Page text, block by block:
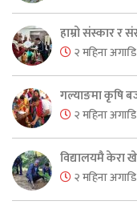
हाम्रो संस्कार र
२ महिना अगाडि
गल्याङमा कृषि
२ महिना अगाडि
विद्यालयमै केरा
२ महिना अगाडि